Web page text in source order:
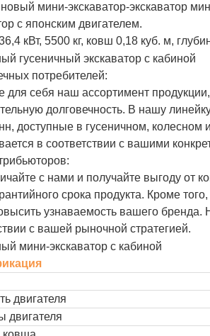
мини-экскаватор-экскаватор
с японским двигателем.
кВт, 5500 кг, ковш 0,18 куб. м,
потребителей:
для себя наш ассортимент
долговечность. В нашу
доступные в гусеничном,
в соответствии с вашими
с нами и получайте выгоду от
срока продукта. Кроме
узнаваемость вашего бренда.
с вашей рыночной стратегией.
двигателя
двигателя